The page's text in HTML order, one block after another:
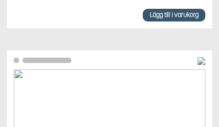
Lägg till i varukorg